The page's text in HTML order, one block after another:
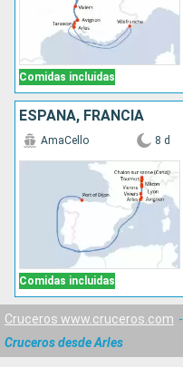
Comidas incluidas
ESPAÑA, FRANCIA
Comidas incluidas
AmaCello 8 d
Cruceros www.cruceros.com
Cruceros desde Arles